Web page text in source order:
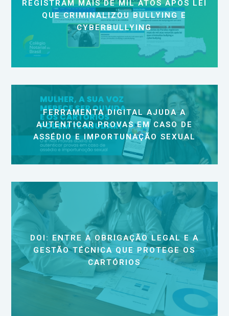
REGISTRAM MAIS DE MIL ATOS APÓS LEI
QUE CRIMINALIZOU BULLYING E
CYBERBULLYING
FERRAMENTA DIGITAL AJUDA A
AUTENTICAR PROVAS EM CASO DE
ASSÉDIO E IMPORTUNAÇÃO SEXUAL
DOI: ENTRE A OBRIGAÇÃO LEGAL E A
GESTÃO TÉCNICA QUE PROTEGE OS
CARTÓRIOS